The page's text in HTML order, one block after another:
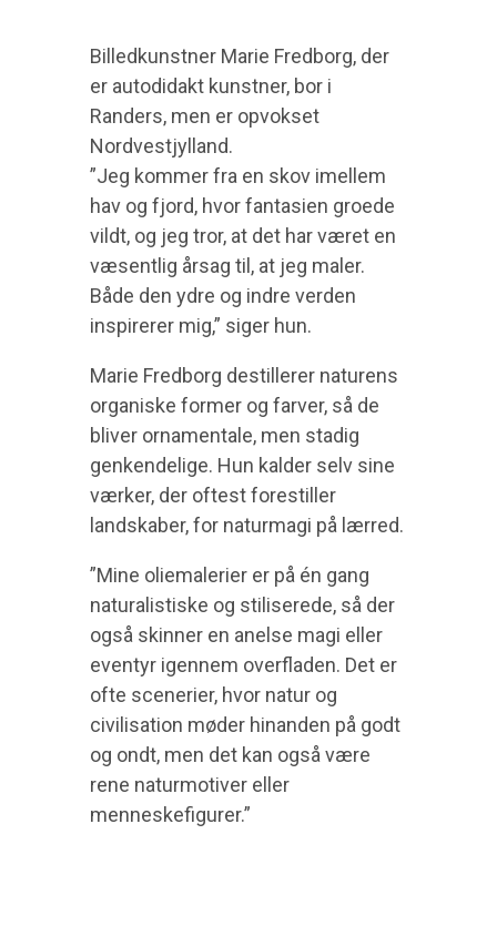
Billedkunstner Marie Fredborg, der
er autodidakt kunstner, bor i
Randers, men er opvokset
Nordvestjylland.
”Jeg kommer fra en skov imellem
hav og fjord, hvor fantasien groede
vildt, og jeg tror, at det har været en
væsentlig årsag til, at jeg maler.
Både den ydre og indre verden
inspirerer mig,” siger hun.
Marie Fredborg destillerer naturens
organiske former og farver, så de
bliver ornamentale, men stadig
genkendelige. Hun kalder selv sine
værker, der oftest forestiller
landskaber, for naturmagi på lærred.
”Mine oliemalerier er på én gang
naturalistiske og stiliserede, så der
også skinner en anelse magi eller
eventyr igennem overfladen. Det er
ofte scenerier, hvor natur og
civilisation møder hinanden på godt
og ondt, men det kan også være
rene naturmotiver eller
menneskefigurer.”